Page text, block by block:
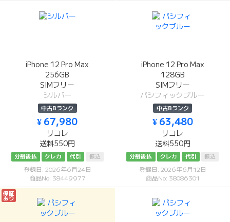
iPhone 12 Pro Max
256GB
SIMフリー
シルバー
中古Bランク
¥ 67,980
リコレ
送料550円
分割後払 クレカ 代引 振込
登録日: 2026年6月24日
商品No: 38449977
iPhone 12 Pro Max
128GB
SIMフリー
パシフィックブルー
中古Bランク
¥ 63,480
リコレ
送料550円
分割後払 クレカ 代引 振込
登録日: 2026年6月12日
商品No: 38086301
保証
あり